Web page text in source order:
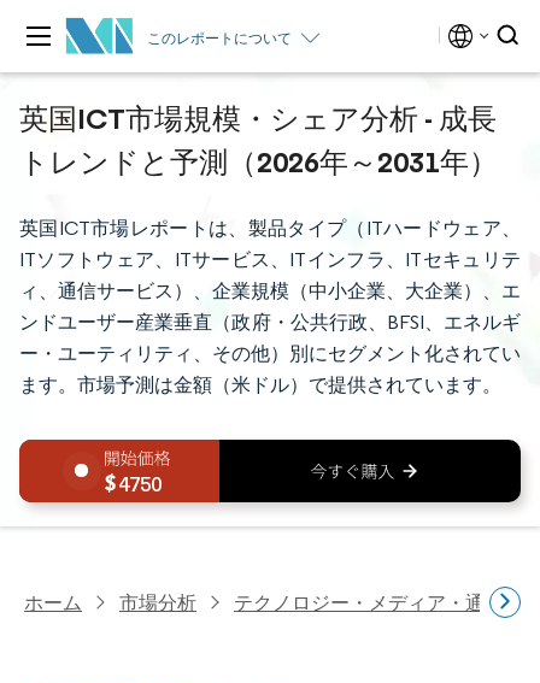
このレポートについて
英国ICT市場規模・シェア分析 - 成長
トレンドと予測（2026年～2031年）
英国ICT市場レポートは、製品タイプ（ITハードウェア、
ITソフトウェア、ITサービス、ITインフラ、ITセキュリテ
ィ、通信サービス）、企業規模（中小企業、大企業）、エ
ンドユーザー産業垂直（政府・公共行政、BFSI、エネルギ
ー・ユーティリティ、その他）別にセグメント化されてい
ます。市場予測は金額（米ドル）で提供されています。
4750
ホーム 市場分析 テクノロジー・メディア・通信研